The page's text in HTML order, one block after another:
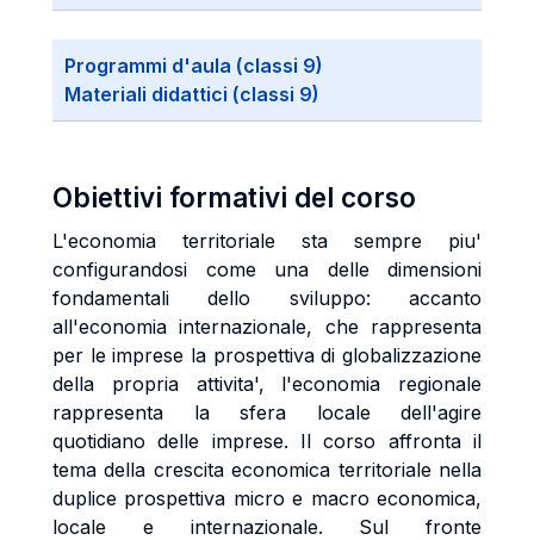
Programmi d'aula (classi 9)
Materiali didattici (classi 9)
Obiettivi formativi del corso
L'economia territoriale sta sempre piu'
configurandosi come una delle dimensioni
fondamentali dello sviluppo: accanto
all'economia internazionale, che rappresenta
per le imprese la prospettiva di globalizzazione
della propria attivita', l'economia regionale
rappresenta la sfera locale dell'agire
quotidiano delle imprese. Il corso affronta il
tema della crescita economica territoriale nella
duplice prospettiva micro e macro economica,
locale e internazionale. Sul fronte